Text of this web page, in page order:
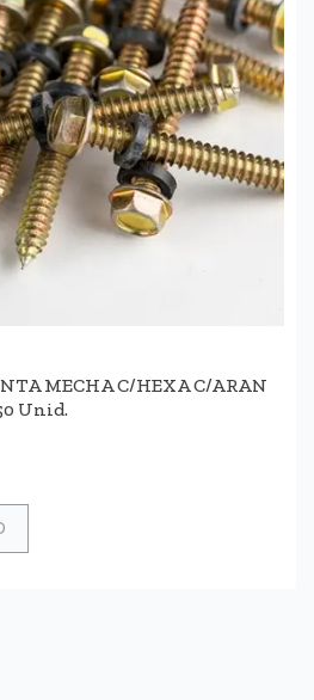
MECHA C/HEXA C/ARAN
Unid.